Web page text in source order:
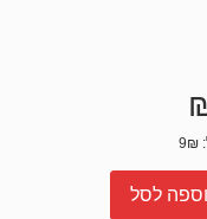
לסל